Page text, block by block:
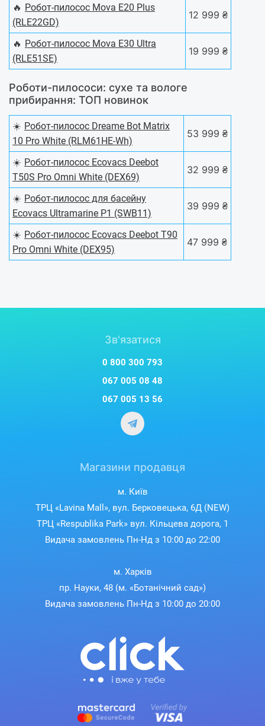
🔥 Робот-пилосос Mova E20 Plus
(RLE22GD)
12 999 ₴
🔥 Робот-пилосос Mova E30 Ultra
(RLE51SE)
19 999 ₴
Роботи-пилососи: сухе та вологе
прибирання: ТОП новинок
☀️ Робот-пилосос Dreame Bot Matrix
10 Pro White (RLM61HE-Wh)
53 999 ₴
☀️ Робот-пилосос Ecovacs Deebot
T50S Pro Omni White (DEX69)
32 999 ₴
☀️ Робот-пилосос для басейну
Ecovacs Ultramarine P1 (SWB11)
39 999 ₴
☀️ Робот-пилосос Ecovacs Deebot T90
Pro Omni White (DEX95)
47 999 ₴
Зв'язатися
0 800 300 793
067 005 08 48
067 005 13 56
Магазини продавця
м. Київ
ТРЦ «Lavina Mall», вул. Берковецька, 6Д (NEW)
ТРЦ «Respublika Park» вул. Кільцева дорога, 1
Видача замовлень Пн-Нд з 10:00 до 22:00
м. Харків
пр. Науки, 48 (м. «Ботанічний сад»)
Видача замовлень Пн-Нд з 10:00 до 20:00